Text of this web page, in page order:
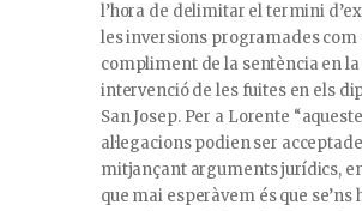
l’hora de delimitar el termini
les inversions programades com
compliment de la sentència en la
intervenció de les fuites en els
San Josep. Per a Lorente
al·legacions podien ser
mitjançant arguments jurídics,
que mai esperàvem és que se’ns